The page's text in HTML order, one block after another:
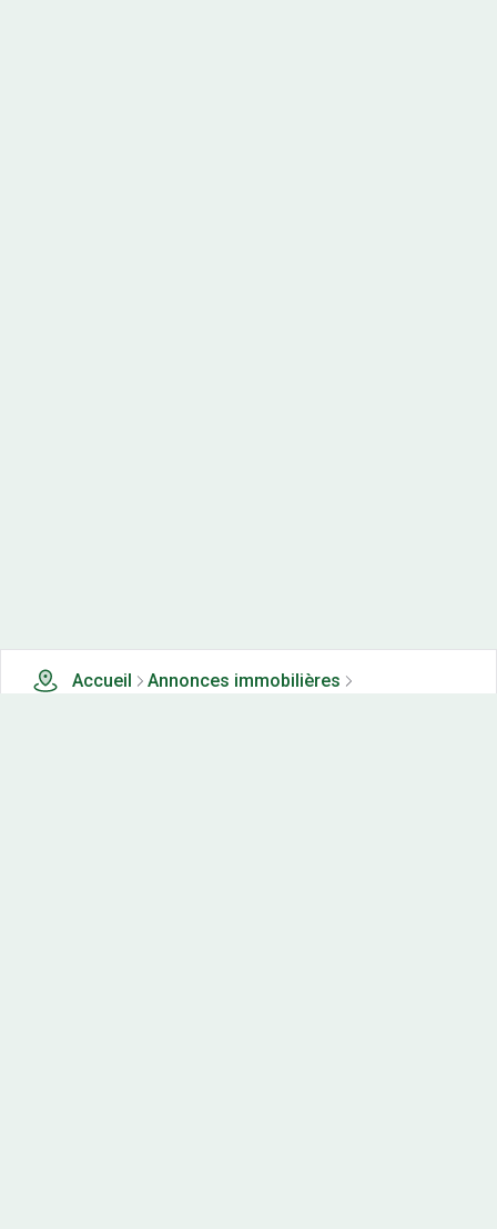
Accueil
Annonces immobilières